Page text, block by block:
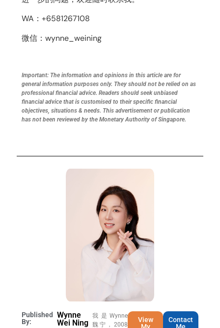
WA：+6581267108
微信：wynne_weining
Important: The information and opinions in this article are for
general information purposes only. They should not be relied on as
professional financial advice. Readers should seek unbiased
financial advice that is customised to their specific financial
objectives, situations & needs. This advertisement or publication
has not been reviewed by the Monetary Authority of Singapore.
Published
By:
Wynne
Wei Ning
我是Wynne
魏宁，2008
View
Contact